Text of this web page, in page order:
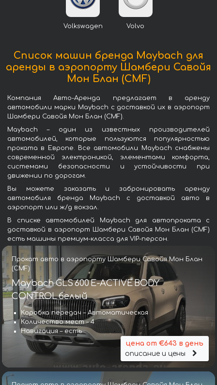
Volkswagen Volvo
Список машин бренда Maybach для
аренды в аэропорту Шамбери Савойя
Мон Блан (CMF)
Компания Авто-Аренда предлагает в аренду
автомобили марки Maybach с доставкой их в аэропорт
Шамбери Савойя Мон Блан (CMF).
Maybach – один из известных производителей
автомобилей, которые пользуются популярностью
проката в Европе. Все автомобили Maybach снабжены
современной электроникой, элементами комфорта,
системами безопасности и устойчивости при
движении по дорогам.
Вы можете заказать и забронировать аренду
автомобиля бренда Maybach с доставкой авто в
аэропорт или ж/д вокзал.
В списке автомобилей Maybach для автопроката с
доставкой в аэропорт Шамбери Савойя Мон Блан (CMF)
есть машины премиум-класса для VIP-персон.
Прокат авто в аэропорту Шамбери Савойя Мон Блан
(CMF)
Maybach GLS 600 E-ACTIVE BODY
CONTROL белый
Коробка передач – Автоматическая
Количество мест – 4
Навигация – есть
цена от €643 в день
описание и цены